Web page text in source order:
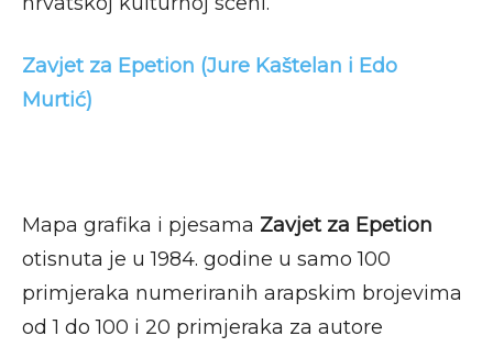
Zavjet za Epetion (Jure Kaštelan i Edo
Murtić)
Mapa grafika i pjesama Zavjet za Epetion
otisnuta je u 1984. godine u samo 100
primjeraka numeriranih arapskim brojevima
od 1 do 100 i 20 primjeraka za autore